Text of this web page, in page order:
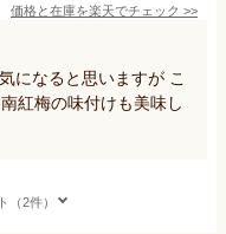
価格と在庫を楽天でチェック >>
になると思いますが こ
紅梅の味付けも美味し
（2件）